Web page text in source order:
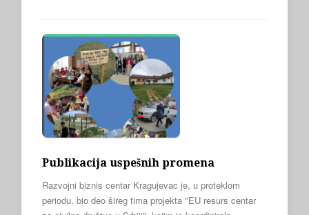
Publikacija uspešnih promena
Razvojni biznis centar Kragujevac je, u proteklom
periodu, bio deo šireg tima projekta "EU resurs centar